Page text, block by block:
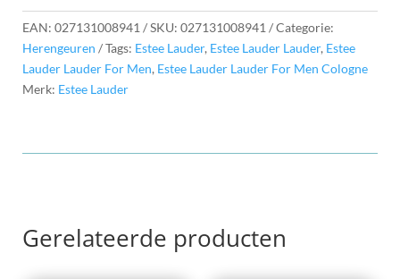
EAN: 027131008941 SKU: 027131008941
Categorie:
Herengeuren
Tags: Estee Lauder, Estee Lauder Lauder, Estee
Lauder Lauder For Men, Estee Lauder Lauder For Men Cologne
Merk: Estee Lauder
Gerelateerde producten